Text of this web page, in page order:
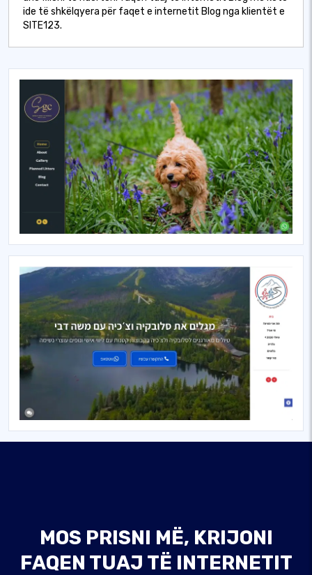
ide të shkëlqyera për faqet e internetit Blog nga klientët e
SITE123.
MOS PRISNI MË, KRIJONI
FAQEN TUAJ TË INTERNETIT